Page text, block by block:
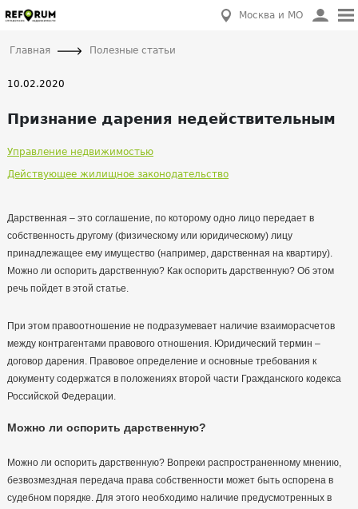
Москва и МО
Главная Полезные статьи
10.02.2020
Признание дарения недействительным
Управление недвижимостью
Действующее жилищное законодательство
Дарственная – это соглашение, по которому одно лицо передает в
собственность другому (физическому или юридическому) лицу
принадлежащее ему имущество (например, дарственная на квартиру).
Можно ли оспорить дарственную? Как оспорить дарственную? Об этом
речь пойдет в этой статье.
При этом правоотношение не подразумевает наличие взаиморасчетов
между контрагентами правового отношения. Юридический термин –
договор дарения. Правовое определение и основные требования к
документу содержатся в положениях второй части Гражданского кодекса
Российской Федерации.
Можно ли оспорить дарственную?
Можно ли оспорить дарственную? Вопреки распространенному мнению,
безвозмездная передача права собственности может быть оспорена в
судебном порядке. Для этого необходимо наличие предусмотренных в